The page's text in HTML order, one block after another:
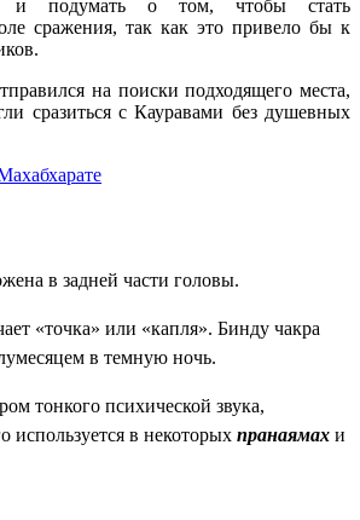
и подумать о том, чтобы стать
сражения, так как это привело бы к
на поиски подходящего места,
сразиться с Кауравами без душевных
в задней части головы.
«точка» или «капля». Бинду чакра
в темную ночь.
тонкого психической звука,
используется в некоторых пранаямах и